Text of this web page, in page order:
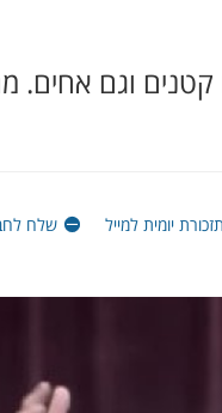
קטנים וגם
תזכורת יומית למייל שלח